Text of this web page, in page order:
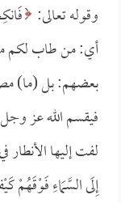
وقوله تعالى:
أي: من طاب لكم من
بعضهم: بل (ما)
فيقسم الله عز وجل
لفت إليها
إِلَى السَّمَاءِ فَوْقَهُمْ